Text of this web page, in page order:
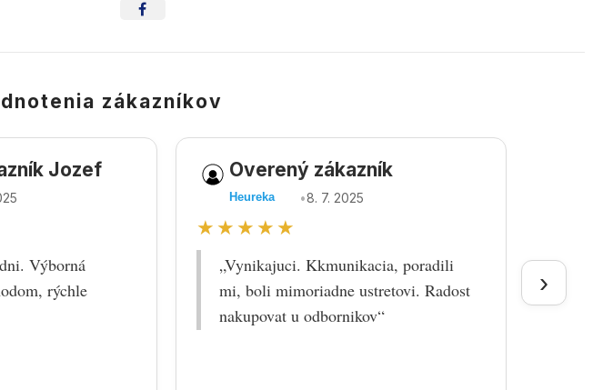
zákazníkov
Jozef
Výborná
rýchle
Overený zákazník
Heureka •8. 7. 2025
★★★★★
„Vynikajuci. Kkmunikacia, poradili
mi, boli mimoriadne ustretovi. Radost
nakupovat u odbornikov“
›